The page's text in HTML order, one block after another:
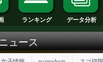
練習動画 ランキング